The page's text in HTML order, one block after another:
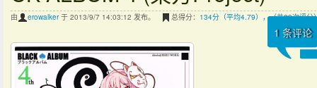
由 erowalker于 2013/9/7 14:03:12 发布。 总得分： 134分（平均4.79），（共28次评分
1 条评论